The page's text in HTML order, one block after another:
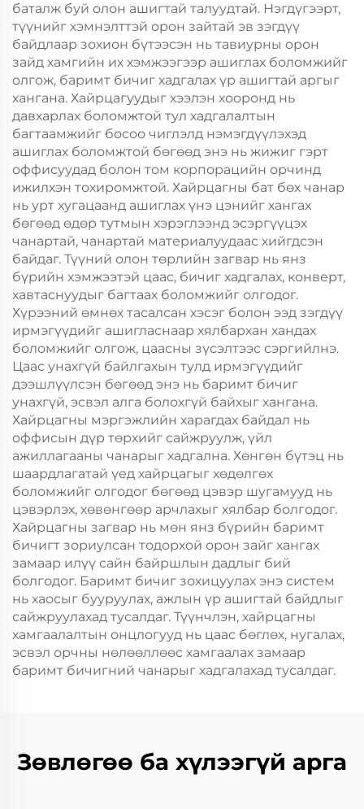
баталж буй олон ашигтай талуудтай. Нэгдүгээрт,
түүнийг хэмнэлттэй орон зайтай эв зэгдүү
байдлаар зохион бүтээсэн нь тавиурны орон
зайд хамгийн их хэмжээгээр ашиглах боломжийг
олгож, баримт бичиг хадгалах үр ашигтай аргыг
хангана. Хайрцагуудыг хээлэн хооронд нь
давхарлах боломжтой тул хадгалалтын
багтаамжийг босоо чиглэлд нэмэгдүүлэхэд
ашиглах боломжтой бөгөөд энэ нь жижиг гэрт
оффисуудад болон том корпорацийн орчинд
ижилхэн тохиромжтой. Хайрцагны бат бөх чанар
нь урт хугацаанд ашиглах үнэ цэнийг хангах
бөгөөд өдөр тутмын хэрэглээнд эсэргүүцэх
чанартай, чанартай материалуудаас хийгдсэн
байдаг. Түүний олон төрлийн загвар нь янз
бүрийн хэмжээтэй цаас, бичиг хадгалах, конверт,
хавтаснуудыг багтаах боломжийг олгодог.
Хүрээний өмнөх тасалсан хэсэг болон ээд зэгдүү
ирмэгүүдийг ашигласнаар хялбархан хандах
боломжийг олгож, цаасны зүсэлтээс сэргийлнэ.
Цаас унахгүй байлгахын тулд ирмэгүүдийг
дээшлүүлсэн бөгөөд энэ нь баримт бичиг
унахгүй, эсвэл алга болохгүй байхыг хангана.
Хайрцагны мэргэжлийн харагдах байдал нь
оффисын дүр төрхийг сайжруулж, үйл
ажиллагааны чанарыг хадгална. Хөнгөн бүтэц нь
шаардлагатай үед хайрцагыг хөдөлгөх
боломжийг олгодог бөгөөд цэвэр шугамууд нь
цэвэрлэх, хөвөнгөөр арчлахыг хялбар болгодог.
Хайрцагны загвар нь мөн янз бүрийн баримт
бичигт зориулсан тодорхой орон зайг хангах
замаар илүү сайн байршлын дадлыг бий
болгодог. Баримт бичиг зохицуулах энэ систем
нь хаосыг бууруулах, ажлын үр ашигтай байдлыг
сайжруулахад тусалдаг. Түүнчлэн, хайрцагны
хамгаалалтын онцлогууд нь цаас бөглөх, нугалах,
эсвэл орчны нөлөөллөөс хамгаалах замаар
баримт бичигний чанарыг хадгалахад тусалдаг.
Зөвлөгөө ба хүлээгүй арга